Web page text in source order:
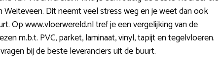
Dit neemt veel stress weg en je weet dan ook
Op www.vloerwereld.nl tref je een vergelijking van de
m.b.t. PVC, parket, laminaat, vinyl, tapijt en tegelvloeren.
bij de beste leveranciers uit de buurt.